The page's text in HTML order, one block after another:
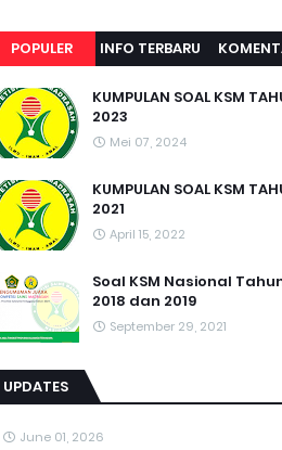
POPULER INFO TERBARU
KUMPULAN SOAL KSM
2023
Mei 07, 2024
KUMPULAN SOAL KSM
2021
April 15, 2022
Soal KSM Nasional
2018 dan 2019
September 29, 2021
UPDATES
June 01, 2026